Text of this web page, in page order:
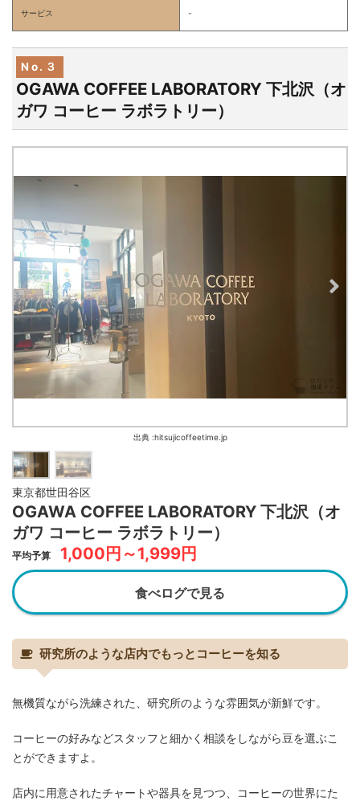
サービス -
No.３
OGAWA COFFEE LABORATORY 下北沢（オ
ガワ コーヒー ラボラトリー）
出典 :hitsujicoffeetime.jp
東京都世田谷区
OGAWA COFFEE LABORATORY 下北沢（オ
ガワ コーヒー ラボラトリー）
平均予算 1,000円～1,999円
食べログで見る
研究所のような店内でもっとコーヒーを知る
無機質ながら洗練された、研究所のような雰囲気が新鮮です。
コーヒーの好みなどスタッフと細かく相談をしながら豆を選ぶこ
とができますよ。
店内に用意されたチャートや器具を見つつ、コーヒーの世界にた